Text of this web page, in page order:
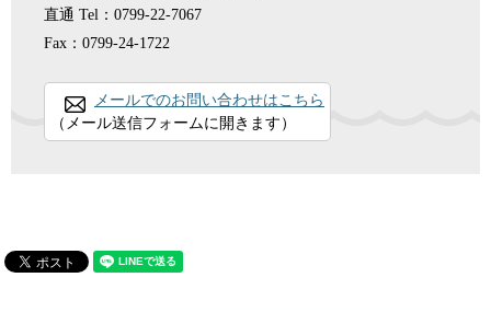
直通 Tel：0799-22-7067
Fax：0799-24-1722
メールでのお問い合わせはこちら
（メール送信フォームに開きます）